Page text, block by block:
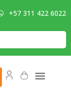
+57 311 422 6022